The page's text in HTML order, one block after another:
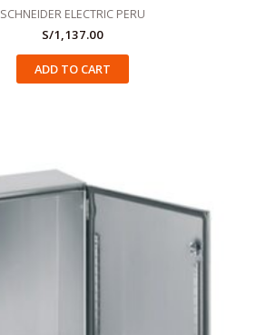
SCHNEIDER ELECTRIC PERU
S/1,137.00
ADD TO CART